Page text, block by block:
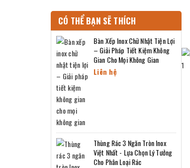
CÓ THỂ BẠN SẼ THÍCH
Bàn Xếp Inox Chữ Nhật Tiện Lợi
– Giải Pháp Tiết Kiệm Không
Gian Cho Mọi Không Gian
Liên hệ
Thùng Rác 3 Ngăn Tròn Inox
Việt Nhất - Lựa Chọn Lý Tưởng
Cho Phân Loại Rác